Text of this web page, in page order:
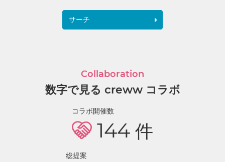
サーチ
Collaboration
数字で見る creww コラボ
コラボ開催数
144 件
総提案